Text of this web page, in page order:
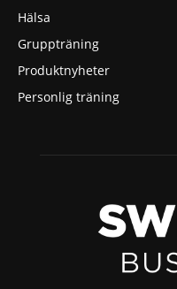
Hälsa
Gruppträning
Produktnyheter
Personlig träning